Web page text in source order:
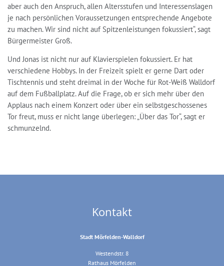
aber auch den Anspruch, allen Altersstufen und Interessenslagen
je nach persönlichen Voraussetzungen entsprechende Angebote
zu machen. Wir sind nicht auf Spitzenleistungen fokussiert“, sagt
Bürgermeister Groß.
Und Jonas ist nicht nur auf Klavierspielen fokussiert. Er hat
verschiedene Hobbys. In der Freizeit spielt er gerne Dart oder
Tischtennis und steht dreimal in der Woche für Rot-Weiß Walldorf
auf dem Fußballplatz. Auf die Frage, ob er sich mehr über den
Applaus nach einem Konzert oder über ein selbstgeschossenes
Tor freut, muss er nicht lange überlegen: „Über das Tor“, sagt er
schmunzelnd.
Kontakt
Stadt Mörfelden-Walldorf
Westendstr. 8
Rathaus Mörfelden